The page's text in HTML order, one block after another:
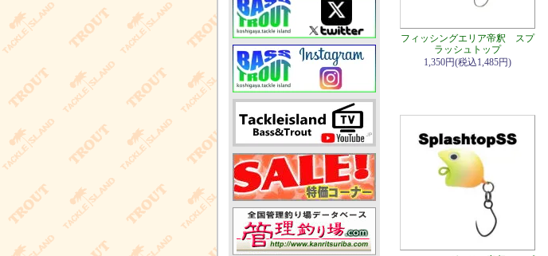
フィッシングエリア帝釈 スプ
ラッシュトップ
1,350円(税込1,485円)